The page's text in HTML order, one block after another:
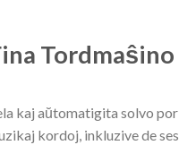
kaj aŭtomatigita solvo
kordoj, inkluzive de